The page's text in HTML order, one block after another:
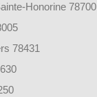
Honorine 78700
78431